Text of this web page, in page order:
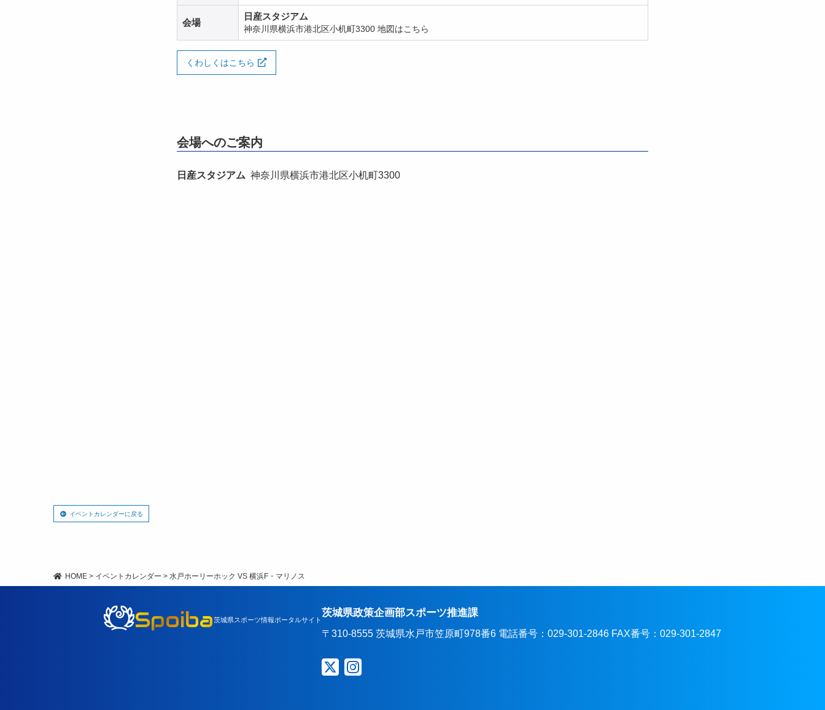
会場
日産スタジアム
神奈川県横浜市港北区小机町3300 地図はこちら
くわしくはこちら
会場へのご案内
日産スタジアム 神奈川県横浜市港北区小机町3300
イベントカレンダーに戻る
HOME > イベントカレンダー > 水戸ホーリーホック VS 横浜F・マリノス
Spoiba茨城県スポーツ情報ポータルサイト
茨城県政策企画部スポーツ推進課
〒310-8555 茨城県水戸市笠原町978番6 電話番号：029-301-2846 FAX番号：029-301-2847